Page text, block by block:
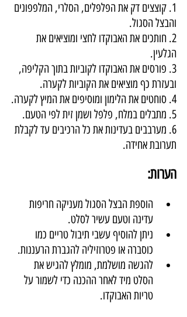
1. קוצצים דק את הפלפלים, הסלרי, המלפפונים
והבצל הסגול.
2. חותכים את האבוקדו לחצי ומוציאים את
הגלעין.
3. פורסים את האבוקדו לקוביות בתוך הקליפה,
ובעזרת כף מוציאים את הקוביות לקערה.
4. סוחטים את הלימון ומוסיפים את המיץ לקערה.
5. מתבלים במלח, פלפל ושמן זית לפי הטעם.
6. מערבבים בעדינות את כל הרכיבים עד לקבלת
תערובת אחידה.
הערות:
הוספת הבצל הסגול מעניקה חריפות
עדינה וטעם עשיר לסלט.
ניתן להוסיף עשבי תיבול טריים כמו
כוסברה או פטרוזיליה להגברת הרעננות.
להגשה מושלמת, מומלץ להגיש את
הסלט מיד לאחר ההכנה כדי לשמור על
טריות האבוקדו.